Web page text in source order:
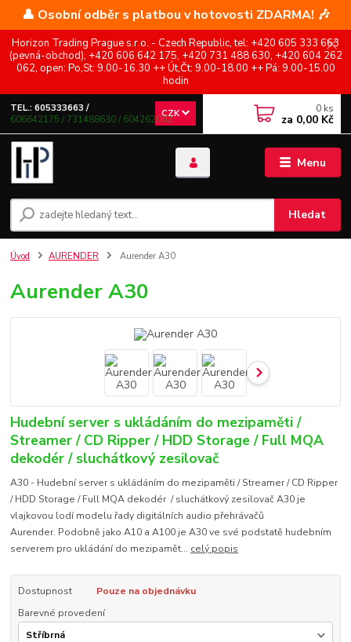
👤 Osobní odběr s platbou v hotovosti ZDARMA! 🎶
Horizon Trading Prague s.r.o. - Czech Republic, tel: +420 605 333 663
(pevná-obchod), +420 606 642 175, +420 731 488 630, +420 604 262
062, open: Po,St: 9.00-16.30 ++ Út,Čt: 9.00-18.00 ++ Pá: 9.00-15.00
hodin
Menu
CZK
Hledat
TEL.: 605333663 /
606642175 / 731488630 / 604262062
0 ks
za 0,00 Kč
Úvod AURENDER Aurender A30
Aurender A30
Hudební server s ukládáním do mezipaměti /
Streamer / CD Ripper / HDD Storage / Full MQA
dekodér / sluchátkový zesilovač
A30 - Hudební server s ukládáním do mezipaměti / Streamer / CD Ripper
/ HDD Storage / Full MQA dekodér / sluchátkový zesilovač A30 je
vlajkovou lodí modelu řady digitálních audio přehrávačů
Aurender. Podobně jako A10 a A100 je A30 ve své podstatě hudebním
serverem pro ukládání do mezipamět... celý popis
Dostupnost
Pouze na objednávku
Barevné provedení